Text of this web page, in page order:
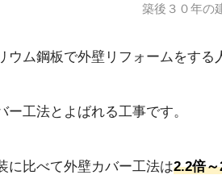
築後３０年の
ウム鋼板で外壁リフォームをする
ー工法とよばれる工事です。
に比べて外壁カバー工法は2.2倍